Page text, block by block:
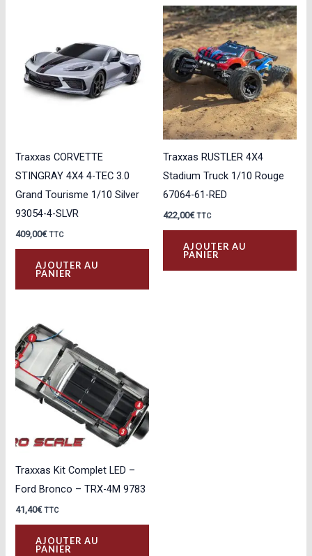
Traxxas CORVETTE
STINGRAY 4X4 4-TEC 3.0
Grand Tourisme 1/10 Silver
93054-4-SLVR
409,00€ TTC
AJOUTER AU
PANIER
Traxxas RUSTLER 4X4
Stadium Truck 1/10 Rouge
67064-61-RED
422,00€ TTC
AJOUTER AU
PANIER
Traxxas Kit Complet LED –
Ford Bronco – TRX-4M 9783
41,40€ TTC
AJOUTER AU
PANIER